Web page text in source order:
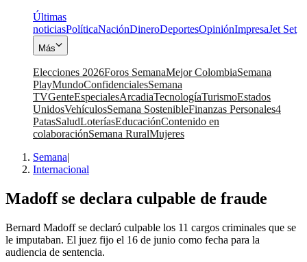
Últimas
noticiasPolíticaNaciónDineroDeportesOpiniónImpresaJet Set
Más
Elecciones 2026Foros SemanaMejor ColombiaSemana
PlayMundoConfidencialesSemana
TVGenteEspecialesArcadiaTecnologíaTurismoEstados
UnidosVehículosSemana SostenibleFinanzas Personales4
PatasSaludLoteríasEducaciónContenido en
colaboraciónSemana RuralMujeres
Semana|
Internacional
Madoff se declara culpable de fraude
Bernard Madoff se declaró culpable los 11 cargos criminales que se
le imputaban. El juez fijo el 16 de junio como fecha para la
audiencia de sentencia.